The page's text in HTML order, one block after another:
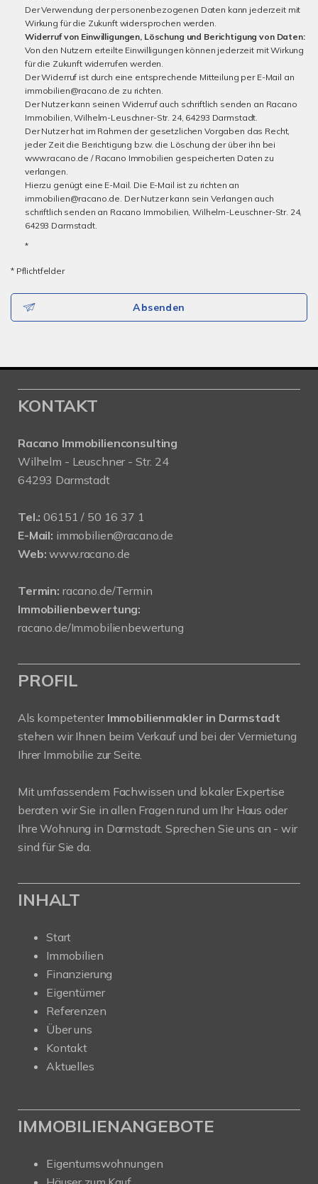
Der Verwendung der personenbezogenen Daten kann jederzeit mit
Wirkung für die Zukunft widersprochen werden.
Widerruf von Einwilligungen, Löschung und Berichtigung von Daten:
Von den Nutzern erteilte Einwilligungen können jederzeit mit Wirkung
für die Zukunft widerrufen werden.
Der Widerruf ist durch eine entsprechende Mitteilung per E-Mail an
immobilien@racano.de zu richten.
Der Nutzer kann seinen Widerruf auch schriftlich senden an Racano
Immobilien, Wilhelm-Leuschner-Str. 24, 64293 Darmstadt.
Der Nutzer hat im Rahmen der gesetzlichen Vorgaben das Recht,
jeder Zeit die Berichtigung bzw. die Löschung der über ihn bei
www.racano.de / Racano Immobilien gespeicherten Daten zu
verlangen.
Hierzu genügt eine E-Mail. Die E-Mail ist zu richten an
immobilien@racano.de. Der Nutzer kann sein Verlangen auch
schriftlich senden an Racano Immobilien, Wilhelm-Leuschner-Str. 24,
64293 Darmstadt.
*
* Pflichtfelder
Absenden
KONTAKT
Racano Immobilienconsulting
Wilhelm - Leuschner - Str. 24
64293 Darmstadt
Tel.: 06151 / 50 16 37 1
E-Mail: immobilien@racano.de
Web: www.racano.de
Termin: racano.de/Termin
Immobilienbewertung:
racano.de/Immobilienbewertung
PROFIL
Als kompetenter Immobilienmakler in Darmstadt
stehen wir Ihnen beim Verkauf und bei der Vermietung
Ihrer Immobilie zur Seite.
Mit umfassendem Fachwissen und lokaler Expertise
beraten wir Sie in allen Fragen rund um Ihr Haus oder
Ihre Wohnung in Darmstadt. Sprechen Sie uns an - wir
sind für Sie da.
INHALT
Start
Immobilien
Finanzierung
Eigentümer
Referenzen
Über uns
Kontakt
Aktuelles
IMMOBILIENANGEBOTE
Eigentumswohnungen